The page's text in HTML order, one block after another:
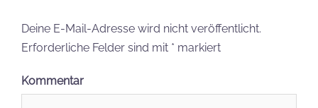
Deine E-Mail-Adresse wird nicht veröffentlicht.
Erforderliche Felder sind mit * markiert
Kommentar